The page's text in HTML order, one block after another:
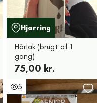
Hjørring
Hårlak (brugt af 1
gang)
75,00 kr.
5